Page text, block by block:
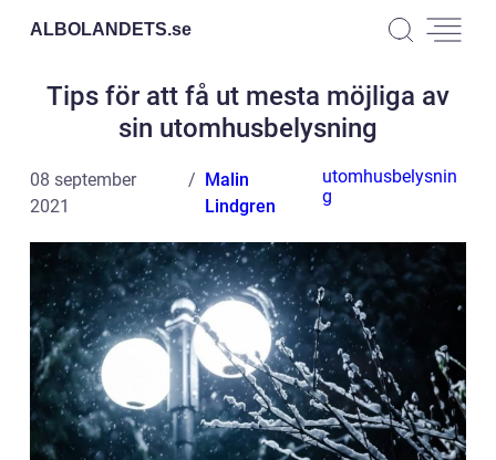
ALBOLANDETS.se
Tips för att få ut mesta möjliga av
sin utomhusbelysning
08 september
2021
Malin
Lindgren
utomhusbelysnin
g